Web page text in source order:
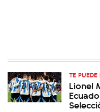
TE PUEDE
Lionel